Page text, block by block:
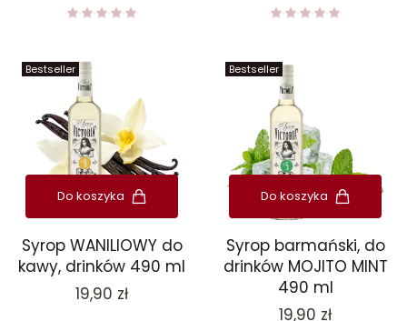
Bestseller
Do koszyka
Syrop WANILIOWY do
kawy, drinków 490 ml
Cena
19,90 zł
Bestseller
Do koszyka
Syrop barmański, do
drinków MOJITO MINT
490 ml
Cena
19,90 zł